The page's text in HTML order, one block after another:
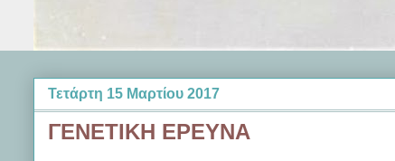
Τετάρτη 15 Μαρτίου 2017
ΓΕΝΕΤΙΚΗ ΕΡΕΥΝΑ